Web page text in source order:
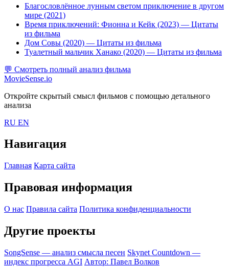
Благословлённое лунным светом приключение в другом
мире (2021)
Время приключений: Фионна и Кейк (2023) — Цитаты
из фильма
Дом Совы (2020) — Цитаты из фильма
Туалетный мальчик Ханако (2020) — Цитаты из фильма
💬 Смотреть полный анализ фильма
MovieSense.io
Откройте скрытый смысл фильмов с помощью детального
анализа
RU EN
Навигация
Главная Карта сайта
Правовая информация
О нас Правила сайта Политика конфиденциальности
Другие проекты
SongSense — анализ смысла песен Skynet Countdown —
индекс прогресса AGI Автор: Павел Волков